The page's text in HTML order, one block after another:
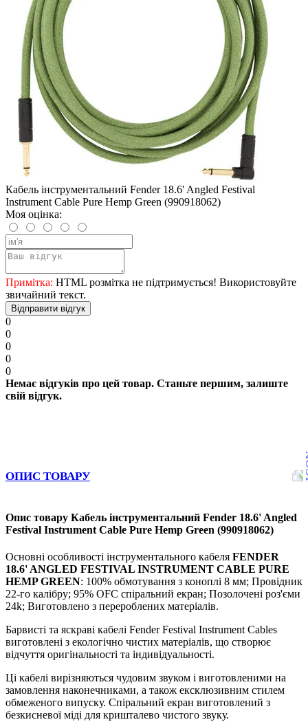
Кабель інструментальний Fender 18.6' Angled Festival
Instrument Cable Pure Hemp Green (990918062)
Моя оцінка:
Примітка: HTML розмітка не підтримується! Використовуйте
звичайний текст.
Відправити відгук
0
0
0
0
0
Немає відгуків про цей товар. Станьте першим, залиште
свій відгук.
ОПИС ТОВАРУ
Опис товару Кабель інструментальний Fender 18.6' Angled
Festival Instrument Cable Pure Hemp Green (990918062)
Основні особливості інструментального кабеля FENDER
18.6' ANGLED FESTIVAL INSTRUMENT CABLE PURE
HEMP GREEN: 100% обмотування з коноплі 8 мм; Провідник
22-го калібру; 95% OFC спіральний екран; Позолочені роз'єми
24k; Виготовлено з перероблених матеріалів.
Барвисті та яскраві кабелі Fender Festival Instrument Cables
виготовлені з екологічно чистих матеріалів, що створює
відчуття оригінальності та індивідуальності.
Ці кабелі вирізняються чудовим звуком і виготовленими на
замовлення наконечниками, а також ексклюзивним стилем
обмеженого випуску. Спіральний екран виготовлений з
безкисневої міді для кришталево чистого звуку.